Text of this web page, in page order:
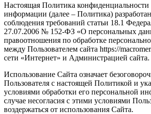
Настоящая Политика конфиденциальности
информации (далее – Политика)
соблюдения требований статьи 18.1
27.07.2006 № 152-ФЗ «О персональных
правоотношения по обработке
между Пользователем сайта https://
сети «Интернет» и Администрацией сайта.
Использование Сайта означает
Пользователя с настоящей Политикой и
условиями обработки его персональной
случае несогласия с этими условиями
воздержаться от использования Сайта.